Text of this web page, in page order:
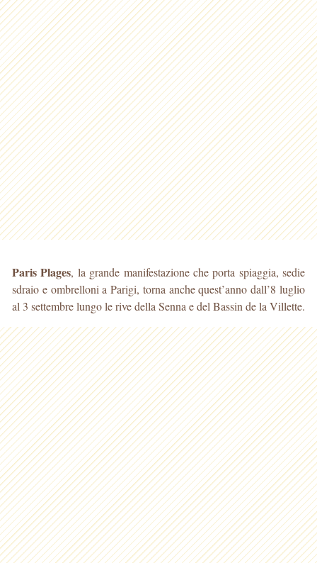
Paris Plages, la grande manifestazione che porta spiaggia, sedie
sdraio e ombrelloni a Parigi, torna anche quest’anno dall’8 luglio
al 3 settembre lungo le rive della Senna e del Bassin de la Villette.